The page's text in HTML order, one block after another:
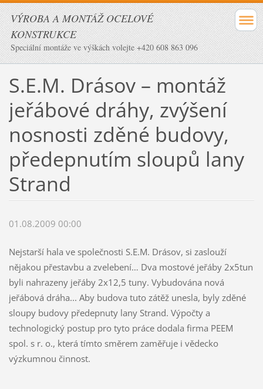
VÝROBA A MONTÁŽ OCELOVÉ
KONSTRUKCE
Speciální montáže ve výškách volejte +420 608 863 096
S.E.M. Drásov – montáž
jeřábové dráhy, zvýšení
nosnosti zděné budovy,
předepnutím sloupů lany
Strand
01.08.2009 00:00
Nejstarší hala ve společnosti S.E.M. Drásov, si zaslouží
nějakou přestavbu a zvelebení… Dva mostové jeřáby 2x5tun
byli nahrazeny jeřáby 2x12,5 tuny. Vybudována nová
jeřábová dráha... Aby budova tuto zátěž unesla, byly zděné
sloupy budovy předepnuty lany Strand. Výpočty a
technologický postup pro tyto práce dodala firma PEEM
spol. s r. o., která tímto směrem zaměřuje i vědecko
výzkumnou činnost.